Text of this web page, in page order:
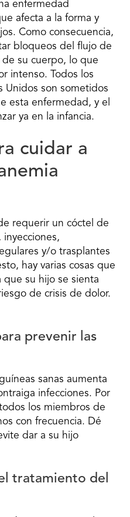
enfermedad
afecta a la forma y
Como consecuencia,
bloqueos del flujo de
su cuerpo, lo que
intenso. Todos los
Unidos son sometidos
esta enfermedad, y el
ya en la infancia.
cuidar a
requerir un cóctel de
y/o trasplantes
hay varias cosas que
que su hijo se sienta
de crisis de dolor.
prevenir las
sanas aumenta
infecciones. Por
los miembros de
con frecuencia. Dé
dar a su hijo
tratamiento del